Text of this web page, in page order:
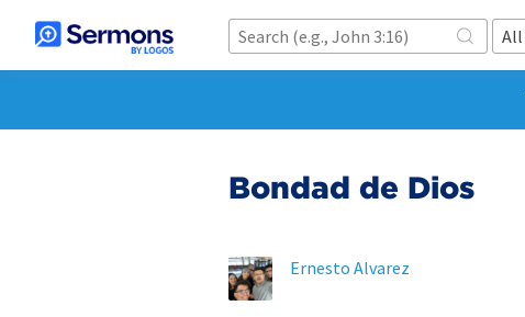
All
Bondad de Dios
Ernesto Alvarez